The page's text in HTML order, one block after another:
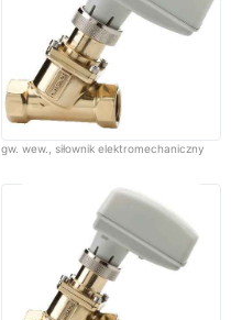
gw. wew., siłownik elektromechaniczny